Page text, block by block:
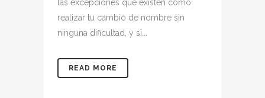
las excepciones que existen como
realizar tu cambio de nombre sin
ninguna dificultad, y si...
READ MORE